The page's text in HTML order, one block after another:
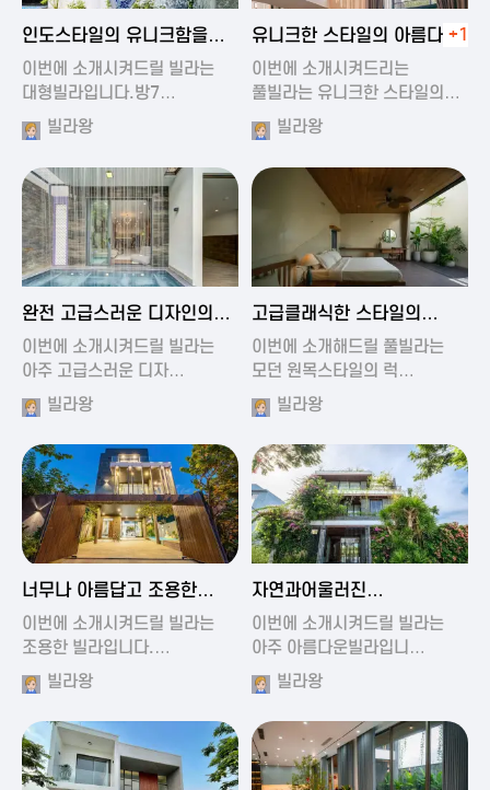
2024-11-19 01:35
인도스타일의 유니크함을
가진 풀빌라
이번에 소개시켜드릴 빌라는
대형빌라입니다.방7…
빌라왕
2024-11-19 00:45
유니크한 스타일의 아름다운
풀빌라
+1
이번에 소개시켜드리는
풀빌라는 유니크한 스타일의…
빌라왕
2024-11-19 01:13
완전 고급스러운 디자인의
빌라
이번에 소개시켜드릴 빌라는
아주 고급스러운 디자…
빌라왕
2024-11-19 00:37
고급클래식한 스타일의
럭셔리 풀빌라
이번에 소개해드릴 풀빌라는
모던 원목스타일의 럭…
빌라왕
2024-11-19 01:47
너무나 아름답고 조용한
풀빌라
이번에 소개시켜드릴 빌라는
조용한 빌라입니다.…
빌라왕
2024-11-19 01:17
자연과어울러진
아름다운풀빌라
이번에 소개시켜드릴 빌라는
아주 아름다운빌라입니…
빌라왕